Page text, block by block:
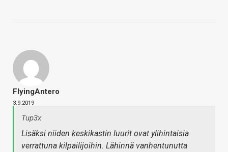
FlyingAntero
3.9.2019
Tup3x
Lisäksi niiden keskikastin luurit ovat ylihintaisia
verrattuna kilpailijoihin. Lähinnä vanhentunutta